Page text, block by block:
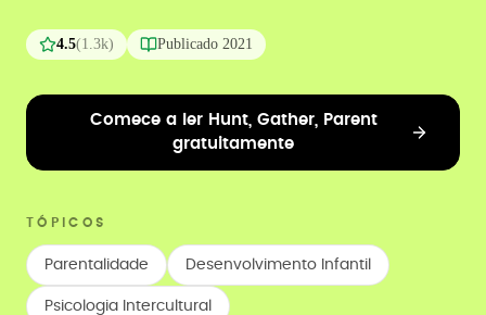
4.5(1.3k) Publicado 2021
Comece a ler Hunt, Gather, Parent
gratuitamente
TÓPICOS
Parentalidade Desenvolvimento Infantil
Psicologia Intercultural